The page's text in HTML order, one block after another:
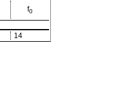
f0
14